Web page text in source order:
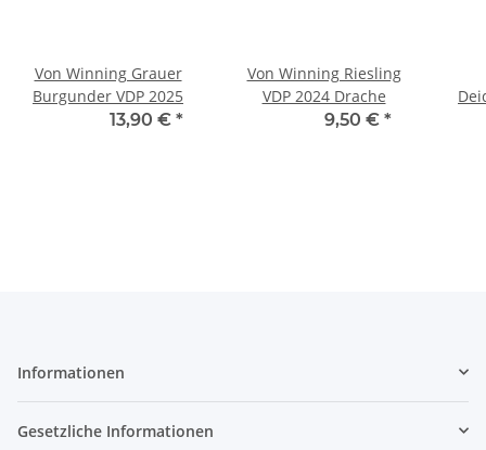
Von Winning Grauer
Burgunder VDP 2025
13,90 € *
Von Winning Riesling
VDP 2024 Drache
9,50 € *
Informationen
Gesetzliche Informationen